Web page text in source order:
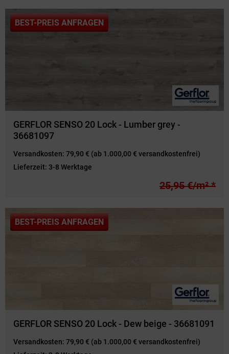
BEST-PREIS ANFRAGEN
GERFLOR SENSO 20 Lock - Lumber grey -
36681097
Versandkosten: 79,90 € (ab 1.000,00 € versandkostenfrei)
Lieferzeit: 3-8 Werktage
25,95 €/m² *
BEST-PREIS ANFRAGEN
GERFLOR SENSO 20 Lock - Dew beige - 36681091
Versandkosten: 79,90 € (ab 1.000,00 € versandkostenfrei)